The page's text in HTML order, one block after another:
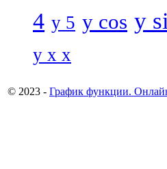
4 y 5 y cos y
y x x
© 2023 - График функции.